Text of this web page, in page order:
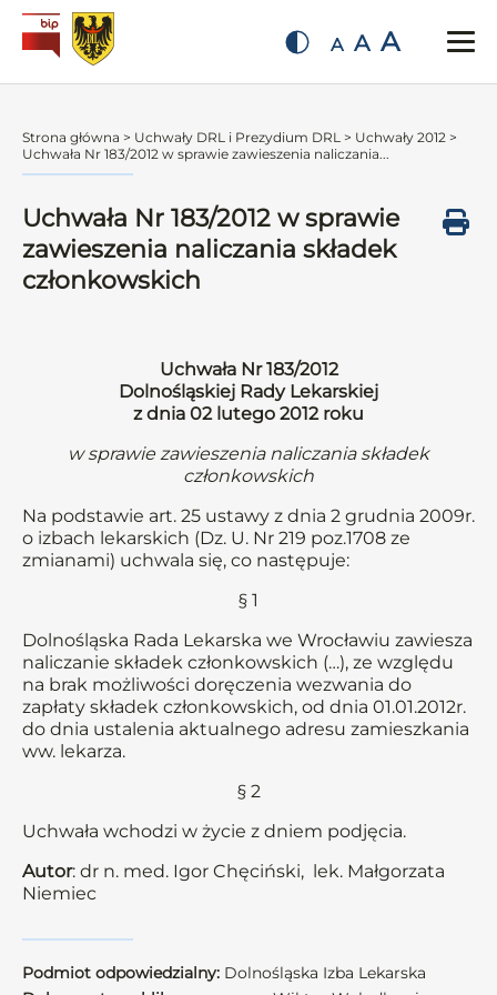
A A A
Strona główna > Uchwały DRL i Prezydium DRL > Uchwały 2012 >
Uchwała Nr 183/2012 w sprawie zawieszenia naliczania...
Uchwała Nr 183/2012 w sprawie
zawieszenia naliczania składek
członkowskich
Uchwała Nr 183/2012
Dolnośląskiej Rady Lekarskiej
z dnia 02 lutego 2012 roku
w sprawie zawieszenia naliczania składek
członkowskich
Na podstawie art. 25 ustawy z dnia 2 grudnia 2009r.
o izbach lekarskich (Dz. U. Nr 219 poz.1708 ze
zmianami) uchwala się, co następuje:
§ 1
Dolnośląska Rada Lekarska we Wrocławiu zawiesza
naliczanie składek członkowskich (…), ze względu
na brak możliwości doręczenia wezwania do
zapłaty składek członkowskich, od dnia 01.01.2012r.
do dnia ustalenia aktualnego adresu zamieszkania
ww. lekarza.
§ 2
Uchwała wchodzi w życie z dniem podjęcia.
Autor: dr n. med. Igor Chęciński, lek. Małgorzata
Niemiec
Podmiot odpowiedzialny: Dolnośląska Izba Lekarska